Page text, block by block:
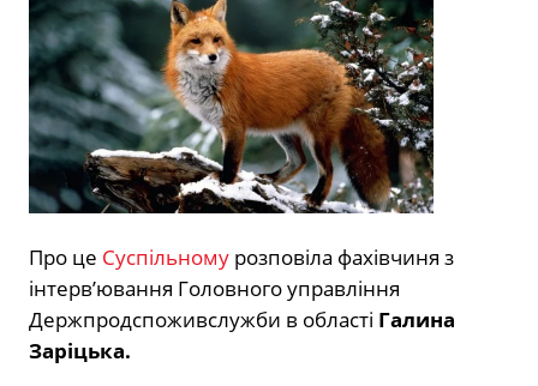
Про це Суспільному розповіла фахівчиня з
інтерв’ювання Головного управління
Держпродспоживслужби в області Галина
Заріцька.